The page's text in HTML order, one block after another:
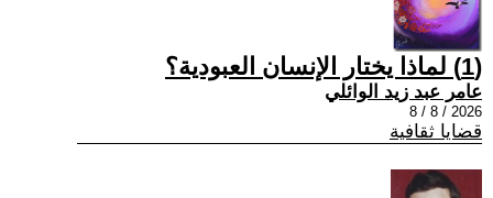
(1) لماذا يختار الإنسان العبودية؟
عامر عبد زيد الوائلي
2026 / 8 / 8
قضايا ثقافية